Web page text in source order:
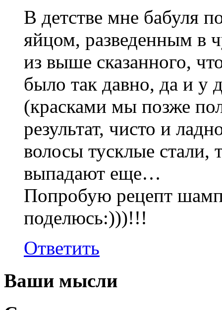
В детстве мне бабуля
яйцом, разведенным в
из выше сказанного,
было так давно, да и у
(красками мы позже
результат, чисто и
волосы тусклые стали,
выпадают еще…
Попробую рецепт
поделюсь:)))!!!
Ответить
Ваши мысли